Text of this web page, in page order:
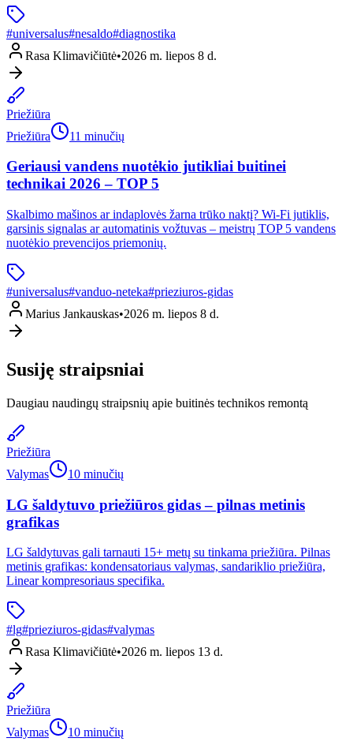
#universalus#nesaldo#diagnostika
Rasa Klimavičiūtė•2026 m. liepos 8 d.
Priežiūra
Priežiūra
11 minučių
Geriausi vandens nuotėkio jutikliai buitinei
technikai 2026 – TOP 5
Skalbimo mašinos ar indaplovės žarna trūko naktį? Wi-Fi jutiklis,
garsinis signalas ar automatinis vožtuvas – meistrų TOP 5 vandens
nuotėkio prevencijos priemonių.
#universalus#vanduo-neteka#prieziuros-gidas
Marius Jankauskas•2026 m. liepos 8 d.
Susiję straipsniai
Daugiau naudingų straipsnių apie buitinės technikos remontą
Priežiūra
Valymas
10 minučių
LG šaldytuvo priežiūros gidas – pilnas metinis
grafikas
LG šaldytuvas gali tarnauti 15+ metų su tinkama priežiūra. Pilnas
metinis grafikas: kondensatoriaus valymas, sandariklio priežiūra,
Linear kompresoriaus specifika.
#lg#prieziuros-gidas#valymas
Rasa Klimavičiūtė•2026 m. liepos 13 d.
Priežiūra
Valymas
10 minučių